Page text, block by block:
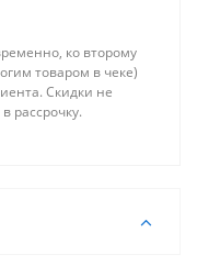
ко второму
товаром в чеке)
Скидки не
рассрочку.